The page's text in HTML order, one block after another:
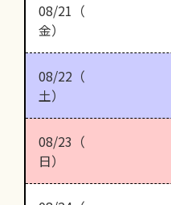
08/21（
金）
08/22（
土）
08/23（
日）